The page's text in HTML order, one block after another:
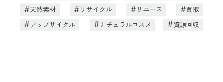
天然素材
リサイクル リユース
買取
アップサイクル
ナチュラルコスメ 資源回収